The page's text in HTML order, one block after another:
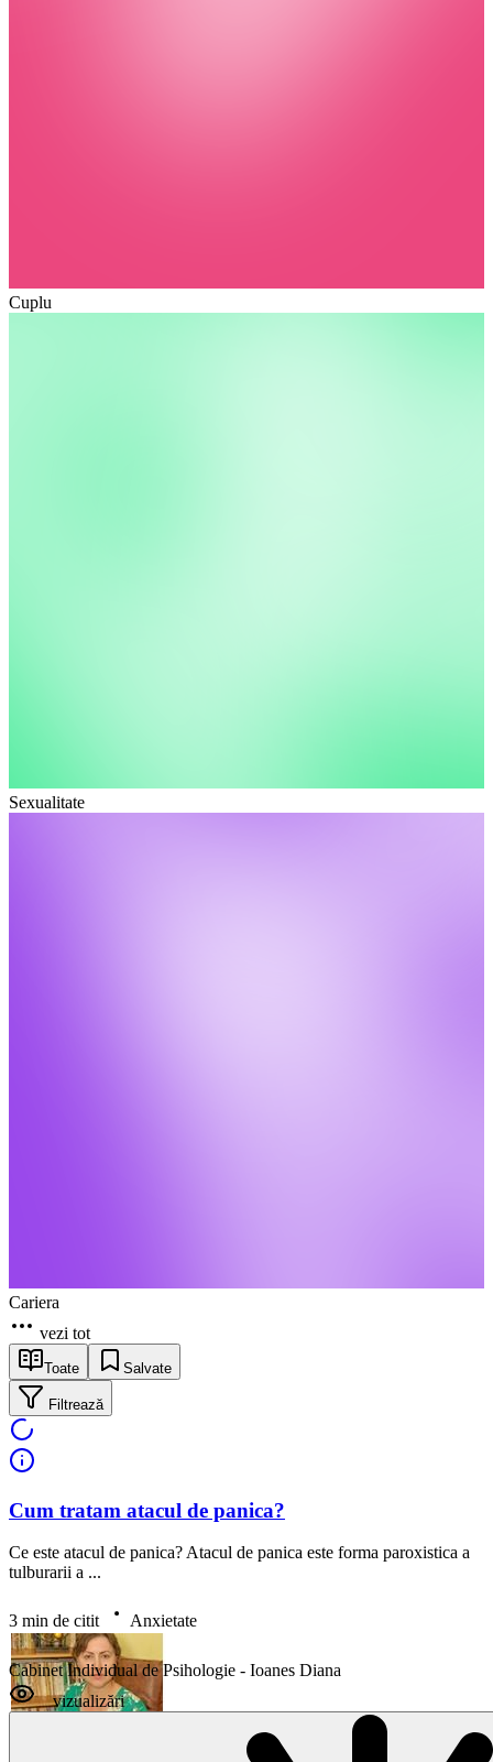
Cuplu
Sexualitate
Cariera
vezi tot
Toate Salvate
Filtrează
Cum tratam atacul de panica?
Ce este atacul de panica? Atacul de panica este forma paroxistica a
tulburarii a ...
3 min de citit Anxietate
Cabinet Individual de Psihologie - Ioanes Diana
vizualizări